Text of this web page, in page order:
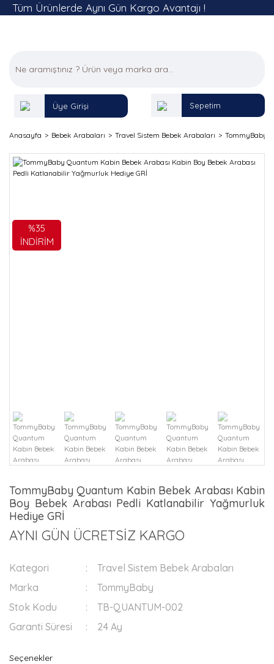
Tüm Ürünlerde Aynı Gün Kargo Avantajı !
Üye Girişi Sepetim
Anasayfa Bebek Arabaları Travel Sistem Bebek Arabaları TommyBaby
TommyBaby Quantum Kabin Bebek Arabası Kabin
Boy Bebek Arabası Pedli Katlanabilir Yağmurluk
Hediye GRİ
AYNI GÜN ÜCRETSİZ KARGO
Kategori
Travel Sistem Bebek Arabaları
Marka
TommyBaby
Stok Kodu
TB-QUANTUM-002
Garanti Süresi
24 Ay
Seçenekler
%35
İNDİRİM